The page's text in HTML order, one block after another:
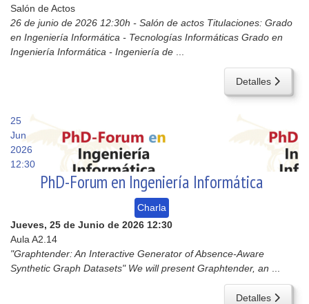
Salón de Actos
26 de junio de 2026 12:30h - Salón de actos Titulaciones: Grado
en Ingeniería Informática - Tecnologías Informáticas Grado en
Ingeniería Informática - Ingeniería de
Detalles
25
Jun
2026
12:30
PhD-Forum en Ingeniería Informática
Charla
Jueves, 25 de Junio de 2026 12:30
Aula A2.14
"Graphtender: An Interactive Generator of Absence-Aware
Synthetic Graph Datasets" We will present Graphtender, an
Detalles